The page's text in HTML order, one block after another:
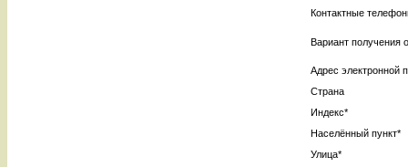
Контактные
Вариант получения
Адрес электронной
Страна
Индекс*
Населённый пункт*
Улица*